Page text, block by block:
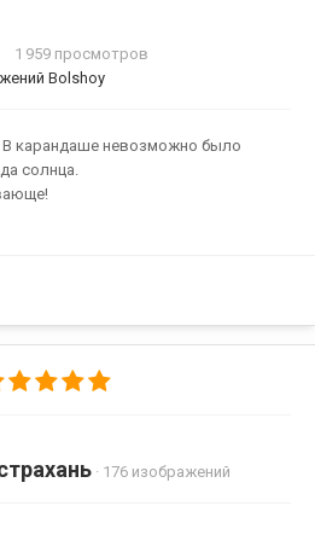
1 959 просмотров
Bolshoy
В карандаше невозможно было
солнца.
· 176 изображений